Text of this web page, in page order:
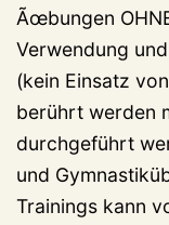
Ãœbungen
Verwendung
(kein Einsatz
berührt werden
durchgeführt
und
Trainings kann